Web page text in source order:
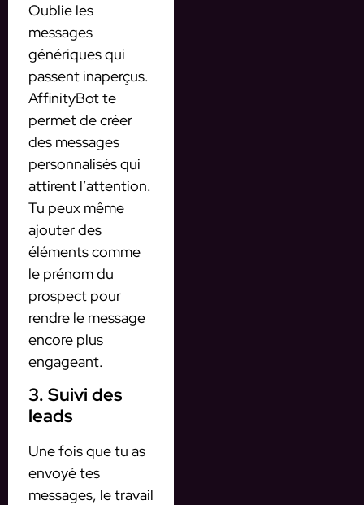
Oublie les
messages
génériques qui
passent inaperçus.
AffinityBot te
permet de créer
des messages
personnalisés qui
attirent l’attention.
Tu peux même
ajouter des
éléments comme
le prénom du
prospect pour
rendre le message
encore plus
engageant.
3. Suivi des
leads
Une fois que tu as
envoyé tes
messages, le travail